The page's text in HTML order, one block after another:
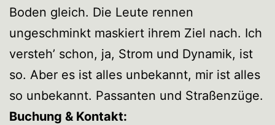
Boden gleich. Die Leute rennen
ungeschminkt maskiert ihrem Ziel nach. Ich
versteh’ schon, ja, Strom und Dynamik, ist
so. Aber es ist alles unbekannt, mir ist alles
so unbekannt. Passanten und Straßenzüge.
Buchung & Kontakt: